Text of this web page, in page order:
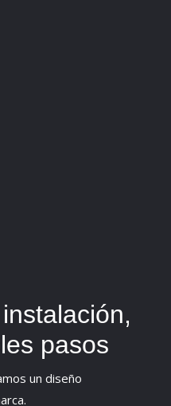
pasos
un diseño